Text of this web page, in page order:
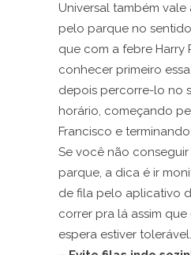
Universal também
pelo parque no
que com a febre Harry
conhecer primeiro
depois percorre-lo no
horário, começando
Francisco e
Se você não
parque, a dica é ir
de fila pelo aplicativo
correr pra lá assim
espera estiver tolerável.